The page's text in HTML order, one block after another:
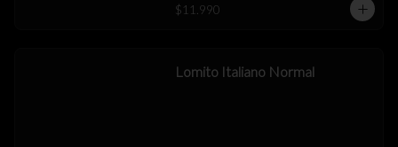
$11.990
Lomito Italiano Normal